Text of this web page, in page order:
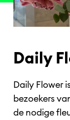
Daily
Daily Flower
bezoekers
de nodige